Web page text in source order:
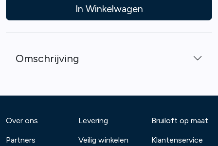
In Winkelwagen
Omschrijving
Over ons
Partners
Levering
Veilig winkelen
Bruiloft op maat
Klantenservice